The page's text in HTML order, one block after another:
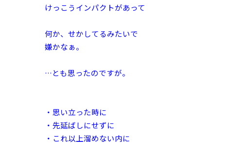
けっこうインパクトがあって
何か、せかしてるみたいで
嫌かなぁ。
…とも思ったのですが。
・思い立った時に
・先延ばしにせずに
・これ以上溜めない内に